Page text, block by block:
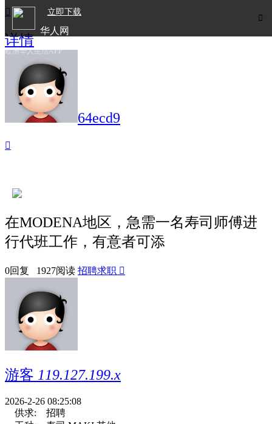

立即下载
华人网
欧洲华人生活APP

详情
64ecd9

在MODENA地区，急需一名寿司师傅进
行代班工作，有意者可添
0回复 1927阅读 招聘求职 
游客 119.127.199.x
2026-2-26 08:25:08
供求:
招聘